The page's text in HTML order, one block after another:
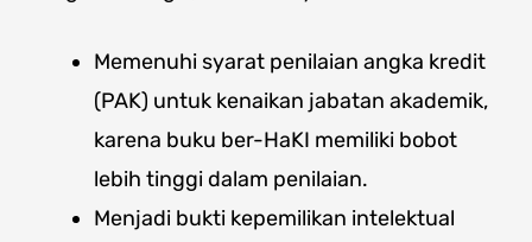
Memenuhi syarat penilaian angka kredit
(PAK) untuk kenaikan jabatan akademik,
karena buku ber-HaKI memiliki bobot
lebih tinggi dalam penilaian.
Menjadi bukti kepemilikan intelektual